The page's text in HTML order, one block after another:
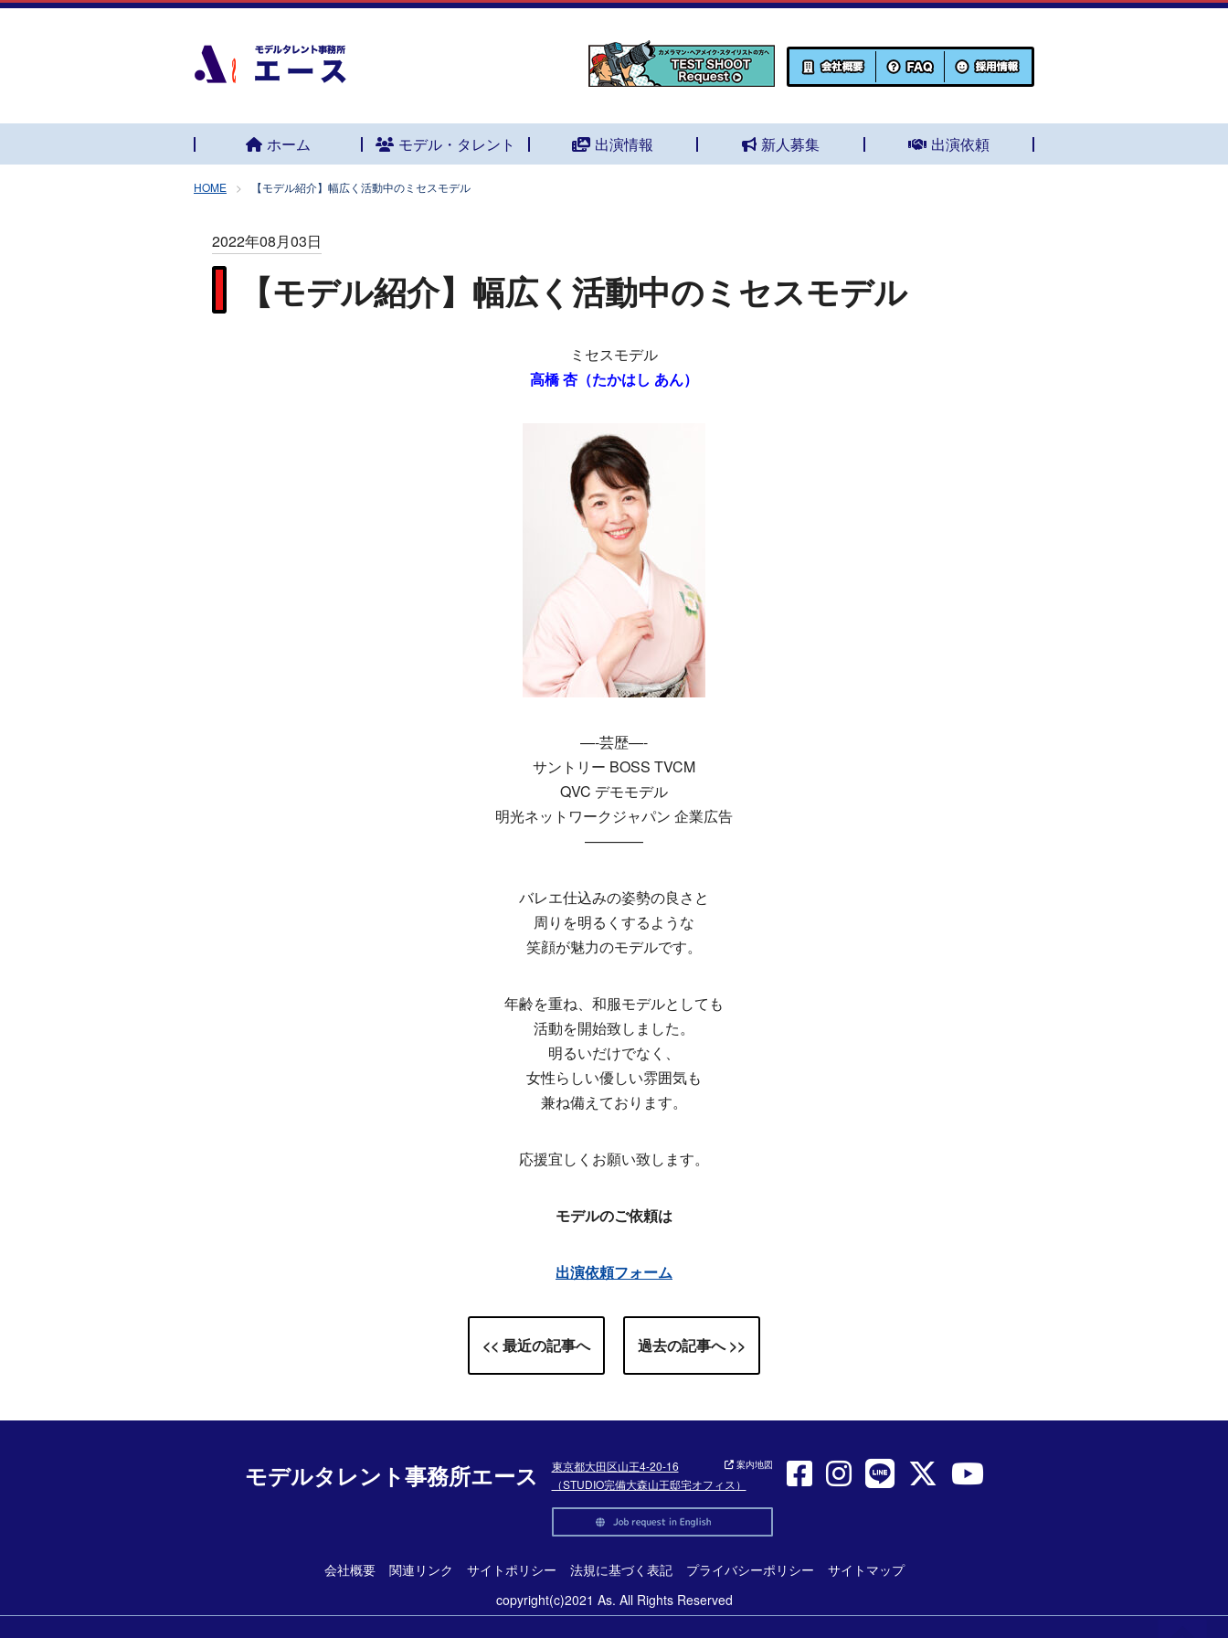
ホーム モデル・タレント 出演情報 新人募集 出演依頼
HOME 【モデル紹介】幅広く活動中のミセスモデル
2022年08月03日
【モデル紹介】幅広く活動中のミセスモデル
ミセスモデル
高橋 杏（たかはし あん）
—-芸歴—-
サントリー BOSS TVCM
QVC デモモデル
明光ネットワークジャパン 企業広告
————
バレエ仕込みの姿勢の良さと
周りを明るくするような
笑顔が魅力のモデルです。
年齢を重ね、和服モデルとしても
活動を開始致しました。
明るいだけでなく、
女性らしい優しい雰囲気も
兼ね備えております。
応援宜しくお願い致します。
モデルのご依頼は
出演依頼フォーム
<< 最近の記事へ 過去の記事へ >>
モデルタレント事務所エース
東京都大田区山王4-20-16
（STUDIO完備大森山王邸宅オフィス）
案内地図
会社概要 関連リンク サイトポリシー 法規に基づく表記 プライバシーポリシー
サイトマップ
copyright(c)2021 As. All Rights Reserved